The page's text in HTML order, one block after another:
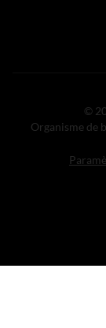
©
Organisme de